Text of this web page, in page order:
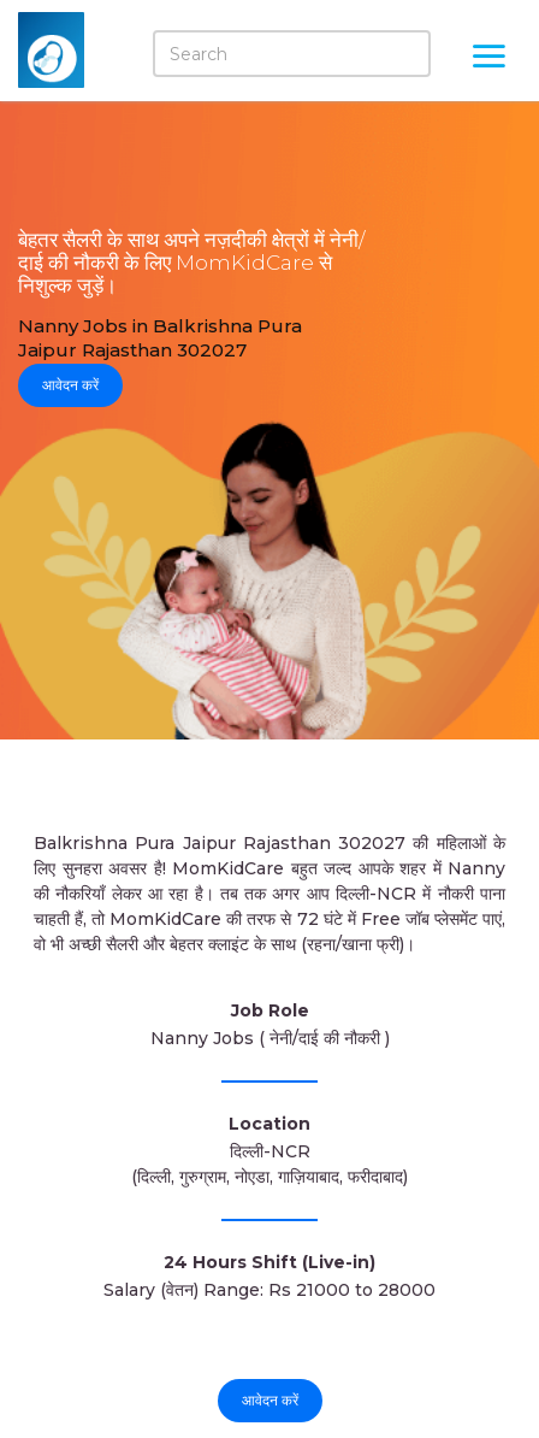
बेहतर सैलरी के साथ अपने नज़दीकी क्षेत्रों में नेनी/
दाई की नौकरी के लिए MomKidCare से
निशुल्क जुड़ें।
Nanny Jobs in Balkrishna Pura
Jaipur Rajasthan 302027
आवेदन करें
Balkrishna Pura Jaipur Rajasthan 302027 की महिलाओं के
लिए सुनहरा अवसर है! MomKidCare बहुत जल्द आपके शहर में Nanny
की नौकरियाँ लेकर आ रहा है। तब तक अगर आप दिल्ली-NCR में नौकरी पाना
चाहती हैं, तो MomKidCare की तरफ से 72 घंटे में Free जॉब प्लेसमेंट पाएं,
वो भी अच्छी सैलरी और बेहतर क्लाइंट के साथ (रहना/खाना फ्री)।
Job Role
Nanny Jobs ( नेनी/दाई की नौकरी )
Location
दिल्ली-NCR
(दिल्ली, गुरुग्राम, नोएडा, गाज़ियाबाद, फरीदाबाद)
24 Hours Shift (Live-in)
Salary (वेतन) Range: Rs 21000 to 28000
आवेदन करें